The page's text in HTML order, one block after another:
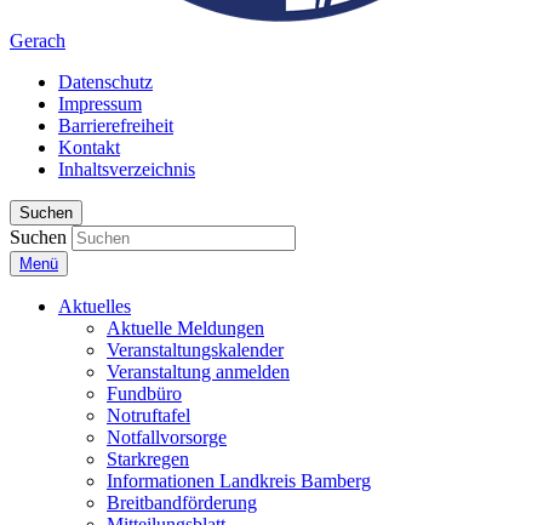
Gerach
Datenschutz
Impressum
Barrierefreiheit
Kontakt
Inhaltsverzeichnis
Suchen
Suchen
Menü
Aktuelles
Aktuelle Meldungen
Veranstaltungskalender
Veranstaltung anmelden
Fundbüro
Notruftafel
Notfallvorsorge
Starkregen
Informationen Landkreis Bamberg
Breitbandförderung